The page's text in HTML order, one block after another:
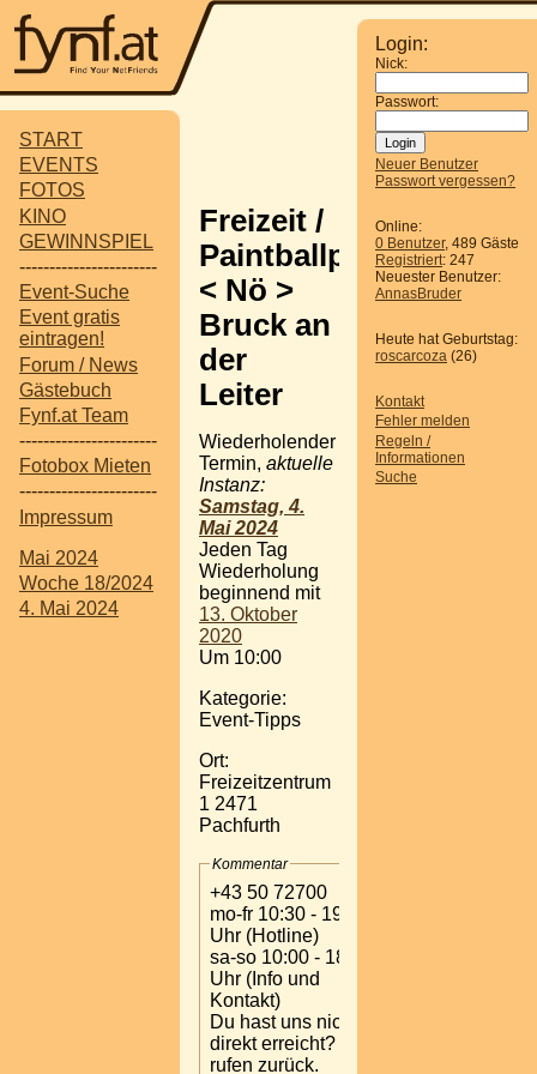
START
EVENTS
FOTOS
KINO
GEWINNSPIEL
-----------------------
Event-Suche
Event gratis
eintragen!
Forum / News
Gästebuch
Fynf.at Team
-----------------------
Fotobox Mieten
-----------------------
Impressum
Mai 2024
Woche 18/2024
4. Mai 2024
Login:
Nick:
Passwort:
Neuer Benutzer
Passwort vergessen?
Online:
0 Benutzer, 489 Gäste
Registriert: 247
Neuester Benutzer:
AnnasBruder
Heute hat Geburtstag:
roscarcoza (26)
Kontakt
Fehler melden
Regeln /
Informationen
Suche
Freizeit /
Paintballpark
< Nö >
Bruck an
der
Leiter
Wiederholender
Termin, aktuelle
Instanz:
Samstag, 4.
Mai 2024
Jeden Tag
Wiederholung
beginnend mit
13. Oktober
2020
Um 10:00
Kategorie:
Event-Tipps
Ort:
Freizeitzentrum
1 2471
Pachfurth
Kommentar
+43 50 72700
mo-fr 10:30 - 19:00
Uhr (Hotline)
sa-so 10:00 - 18:00
Uhr (Info und
Kontakt)
Du hast uns nicht
direkt erreicht? Wir
rufen zurück.